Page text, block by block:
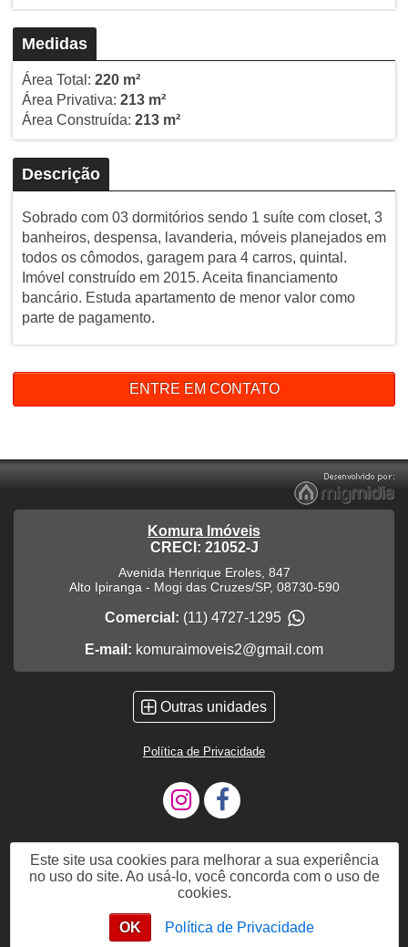
Medidas
Área Total: 220 m²
Área Privativa: 213 m²
Área Construída: 213 m²
Descrição
Sobrado com 03 dormitórios sendo 1 suíte com closet, 3
banheiros, despensa, lavanderia, móveis planejados em
todos os cômodos, garagem para 4 carros, quintal.
Imóvel construído em 2015. Aceita financiamento
bancário. Estuda apartamento de menor valor como
parte de pagamento.
ENTRE EM CONTATO
Komura Imóveis
CRECI: 21052-J
Avenida Henrique Eroles, 847
Alto Ipiranga - Mogi das Cruzes/SP, 08730-590
Comercial: (11) 4727-1295
E-mail: komuraimoveis2@gmail.com
Outras unidades
Política de Privacidade
Este site usa cookies para melhorar a sua experiência
no uso do site. Ao usá-lo, você concorda com o uso de
cookies.
OK Política de Privacidade